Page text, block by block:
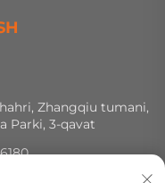
Zhangqiu tumani,
Parki, 3-qavat